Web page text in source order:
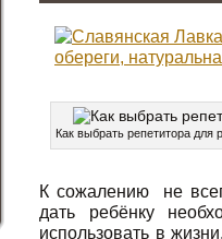
Как выбрать репетитора для
К сожалению не
дать ребёнку
использовать в